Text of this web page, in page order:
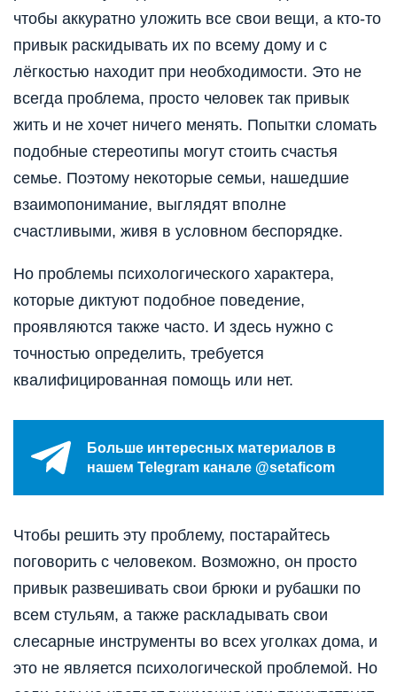
чтобы аккуратно уложить все свои вещи, а кто-то
привык раскидывать их по всему дому и с
лёгкостью находит при необходимости. Это не
всегда проблема, просто человек так привык
жить и не хочет ничего менять. Попытки сломать
подобные стереотипы могут стоить счастья
семье. Поэтому некоторые семьи, нашедшие
взаимопонимание, выглядят вполне
счастливыми, живя в условном беспорядке.
Но проблемы психологического характера,
которые диктуют подобное поведение,
проявляются также часто. И здесь нужно с
точностью определить, требуется
квалифицированная помощь или нет.
Больше интересных материалов в
нашем Telegram канале @setaficom
Чтобы решить эту проблему, постарайтесь
поговорить с человеком. Возможно, он просто
привык развешивать свои брюки и рубашки по
всем стульям, а также раскладывать свои
слесарные инструменты во всех уголках дома, и
это не является психологической проблемой. Но